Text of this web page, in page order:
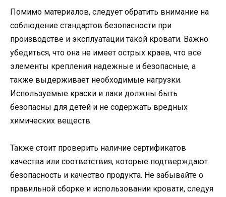
Помимо материалов, следует обратить внимание на
соблюдение стандартов безопасности при
производстве и эксплуатации такой кровати. Важно
убедиться, что она не имеет острых краев, что все
элементы крепления надежные и безопасные, а
также выдерживает необходимые нагрузки.
Используемые краски и лаки должны быть
безопасны для детей и не содержать вредных
химических веществ.
Также стоит проверить наличие сертификатов
качества или соответствия, которые подтверждают
безопасность и качество продукта. Не забывайте о
правильной сборке и использовании кровати, следуя